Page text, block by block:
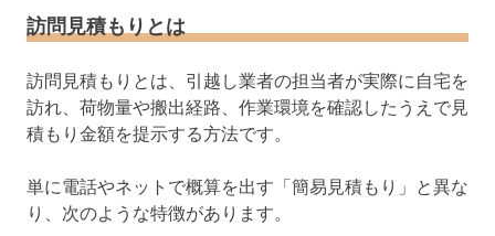
訪問見積もりとは
訪問見積もりとは、引越し業者の担当者が実際に自宅を
訪れ、荷物量や搬出経路、作業環境を確認したうえで見
積もり金額を提示する方法です。
単に電話やネットで概算を出す「簡易見積もり」と異な
り、次のような特徴があります。